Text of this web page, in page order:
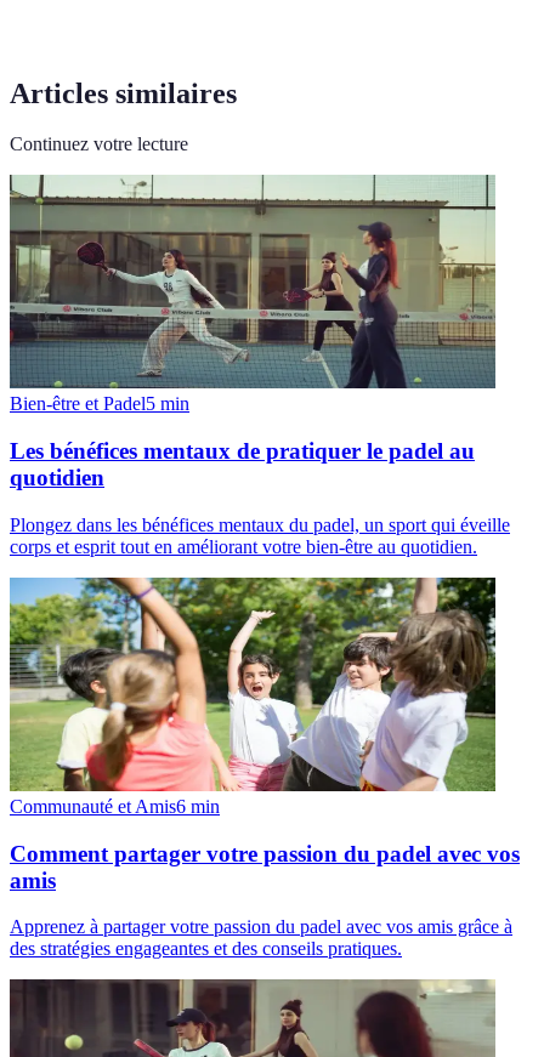
Articles similaires
Continuez votre lecture
Bien-être et Padel5 min
Les bénéfices mentaux de pratiquer le padel au
quotidien
Plongez dans les bénéfices mentaux du padel, un sport qui éveille
corps et esprit tout en améliorant votre bien-être au quotidien.
Communauté et Amis6 min
Comment partager votre passion du padel avec vos
amis
Apprenez à partager votre passion du padel avec vos amis grâce à
des stratégies engageantes et des conseils pratiques.